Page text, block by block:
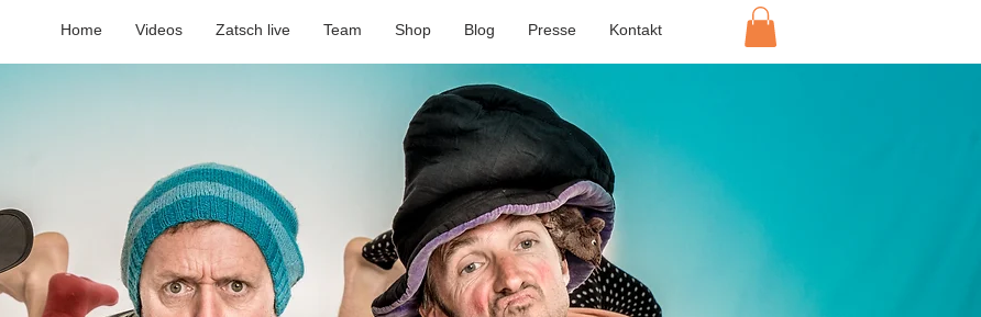
Home Videos Zatsch live Team Shop Blog Presse Kontakt